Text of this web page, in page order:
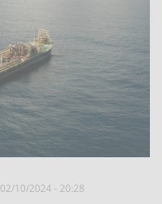
02/10/2024 - 20:28